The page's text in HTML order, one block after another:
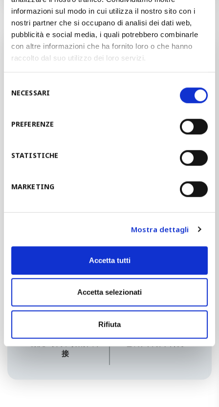
informazioni sul modo in cui utilizza il nostro sito con i
nostri partner che si occupano di analisi dei dati web,
pubblicità e social media, i quali potrebbero combinarle
con altre informazioni che ha fornito loro o che hanno
raccolto dal suo utilizzo dei loro servizi.
delNECESSARI
PREFERENZE
STATISTICHE
MARKETING
Mostra dettagli
Accetta tutti
Accetta selezionati
Rifiuta
技术
冲孔 成型和弯曲
接